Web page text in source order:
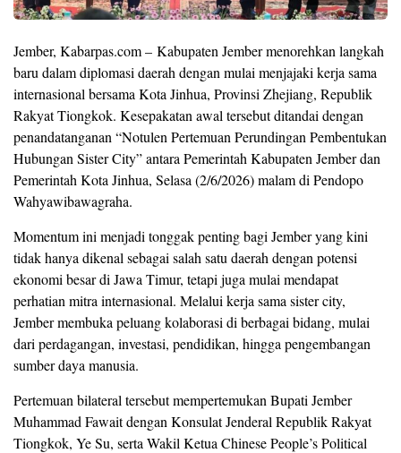
Jember, Kabarpas.com – Kabupaten Jember menorehkan langkah
baru dalam diplomasi daerah dengan mulai menjajaki kerja sama
internasional bersama Kota Jinhua, Provinsi Zhejiang, Republik
Rakyat Tiongkok. Kesepakatan awal tersebut ditandai dengan
penandatanganan “Notulen Pertemuan Perundingan Pembentukan
Hubungan Sister City” antara Pemerintah Kabupaten Jember dan
Pemerintah Kota Jinhua, Selasa (2/6/2026) malam di Pendopo
Wahyawibawagraha.
Momentum ini menjadi tonggak penting bagi Jember yang kini
tidak hanya dikenal sebagai salah satu daerah dengan potensi
ekonomi besar di Jawa Timur, tetapi juga mulai mendapat
perhatian mitra internasional. Melalui kerja sama sister city,
Jember membuka peluang kolaborasi di berbagai bidang, mulai
dari perdagangan, investasi, pendidikan, hingga pengembangan
sumber daya manusia.
Pertemuan bilateral tersebut mempertemukan Bupati Jember
Muhammad Fawait dengan Konsulat Jenderal Republik Rakyat
Tiongkok, Ye Su, serta Wakil Ketua Chinese People’s Political